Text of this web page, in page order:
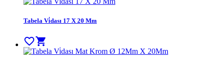
Tabela Vi̇dası 17 X 20 Mm
favorite_bordershopping_cart